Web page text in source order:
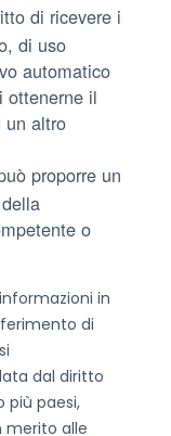
di ricevere i
di uso
automatico
ottenerne il
un altro
proporre un
o
in
di
dal diritto
più paesi,
merito alle